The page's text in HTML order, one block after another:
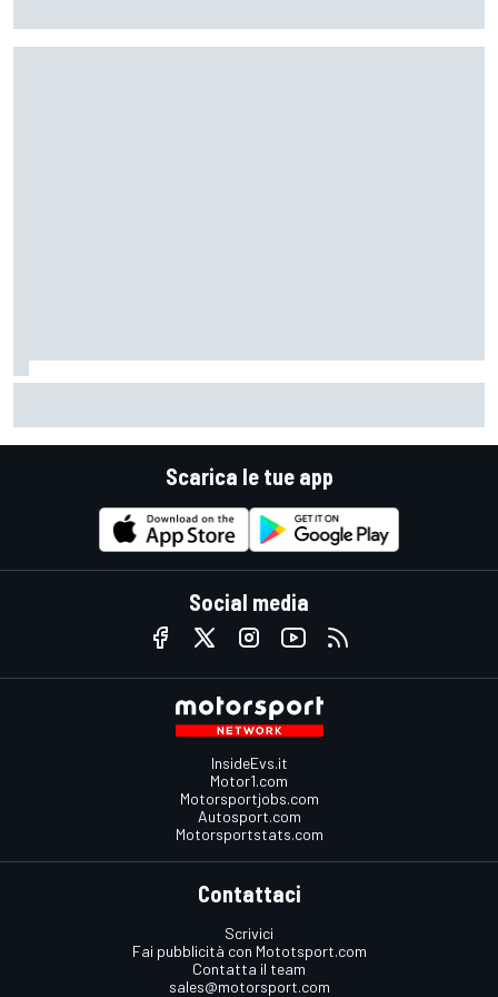
Scarica le tue app
Social media
InsideEvs.it
Motor1.com
Motorsportjobs.com
Autosport.com
Motorsportstats.com
Contattaci
Scrivici
Fai pubblicità con Mototsport.com
Contatta il team
sales@motorsport.com